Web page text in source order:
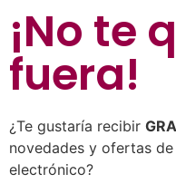
¡No te
fuera!
¿Te gustaría recibir
novedades y ofertas
electrónico?